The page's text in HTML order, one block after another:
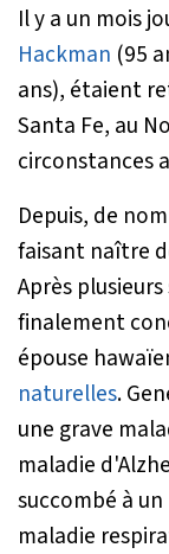
Il y a un mois
Hackman (95
ans), étaient
Santa Fe, au
circonstances
Depuis, de
faisant naître
Après
finalement
épouse
naturelles.
une grave
maladie
succombé à
maladie